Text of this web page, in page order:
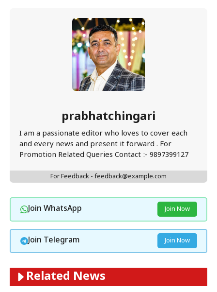
prabhatchingari
I am a passionate editor who loves to cover each
and every news and present it forward . For
Promotion Related Queries Contact :- 9897399127
For Feedback - feedback@example.com
Join WhatsApp Join Now
Join Telegram Join Now
Related News